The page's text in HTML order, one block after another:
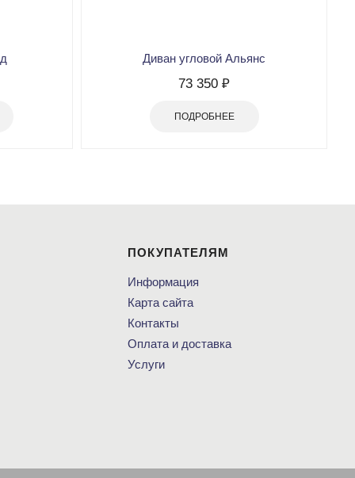
Диван угловой Альянс
73 350 ₽
ПОДРОБНЕЕ
ПОКУПАТЕЛЯМ
Информация
Карта сайта
Контакты
Оплата и доставка
Услуги